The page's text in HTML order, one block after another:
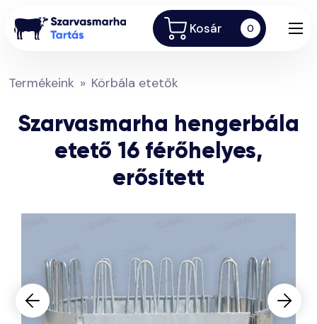
Kosár 0
Termékeink Körbála etetők
Szarvasmarha hengerbála
etető 16 férőhelyes,
erősített